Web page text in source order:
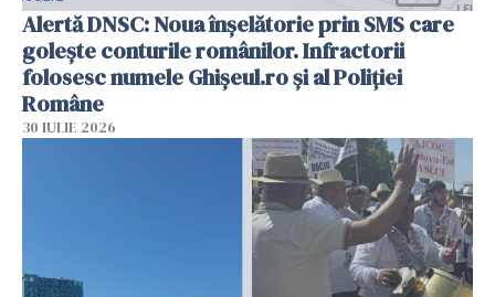
Alertă DNSC: Noua înșelătorie prin SMS care
golește conturile românilor. Infractorii
folosesc numele Ghișeul.ro și al Poliției
Române
30 IULIE 2026